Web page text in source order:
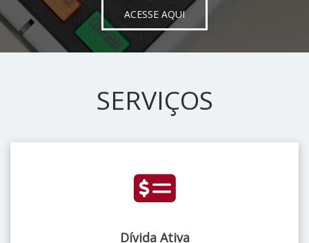
ACESSE AQUI
SERVIÇOS
Dívida Ativa